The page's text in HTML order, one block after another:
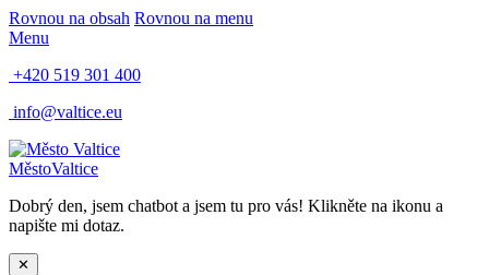
Rovnou na obsah Rovnou na menu
Menu
+420 519 301 400
info@valtice.eu
MěstoValtice
Dobrý den, jsem chatbot a jsem tu pro vás! Klikněte na ikonu a
napište mi dotaz.
✕